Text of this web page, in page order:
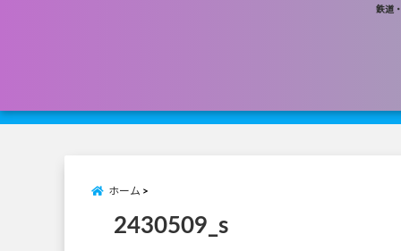
鉄道
ホーム
2430509_s